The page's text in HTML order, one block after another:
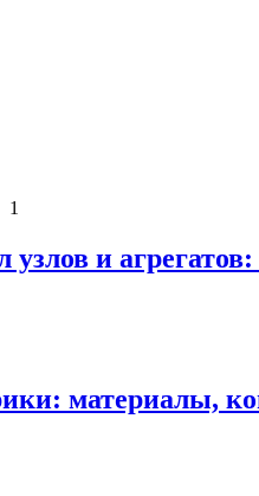
1
узлов и
материалы,